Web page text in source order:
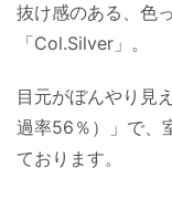
抜け感のある、色
「Col.Silver」。
目元がぼんやり見
過率56％）」で、
ております。